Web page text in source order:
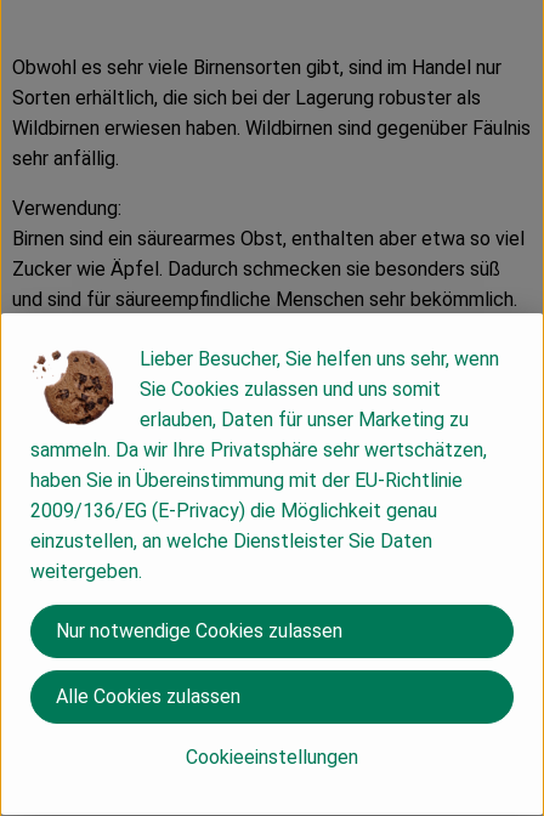
Obwohl es sehr viele Birnensorten gibt, sind im Handel nur
Sorten erhältlich, die sich bei der Lagerung robuster als
Wildbirnen erwiesen haben. Wildbirnen sind gegenüber Fäulnis
sehr anfällig.
Verwendung:
Birnen sind ein säurearmes Obst, enthalten aber etwa so viel
Zucker wie Äpfel. Dadurch schmecken sie besonders süß
und sind für säureempfindliche Menschen sehr bekömmlich.
Blutarmut entgegen. Sie enthalten außerdem viel Kalium,
was entwässert, ihr Phosphorgehalt stärkt das
Nervensystem.
Wie der Apfel zählt die Birne zum Kernobst. Man
unterscheidet Sortengruppen wie Butterbirnen (saftig,
schmelzendes Fruchtfleisch), Bergamotten (rundliche Form),
Flaschen- (länglich), Apotheker- (unregelmäßig, schmelzend),
Bei fast 2500 Birnensorten sind für die Sorten: Abate Fetel,
Alexander Lucas, Conference, Dr. Guyot, Kaiser Alexander,
Packham's Triumph, Williams Christ.
Birnen besitzen einen hohen, dem Apfel ähnlichen,
Lieber Besucher, Sie helfen uns sehr, wenn
Sie Cookies zulassen und uns somit
erlauben, Daten für unser Marketing zu
sammeln. Da wir Ihre Privatsphäre sehr wertschätzen,
haben Sie in Übereinstimmung mit der EU-Richtlinie
2009/136/EG (E-Privacy) die Möglichkeit genau
einzustellen, an welche Dienstleister Sie Daten
weitergeben.
Cookieeinstellungen
Nur notwendige Cookies zulassen
Alle Cookies zulassen